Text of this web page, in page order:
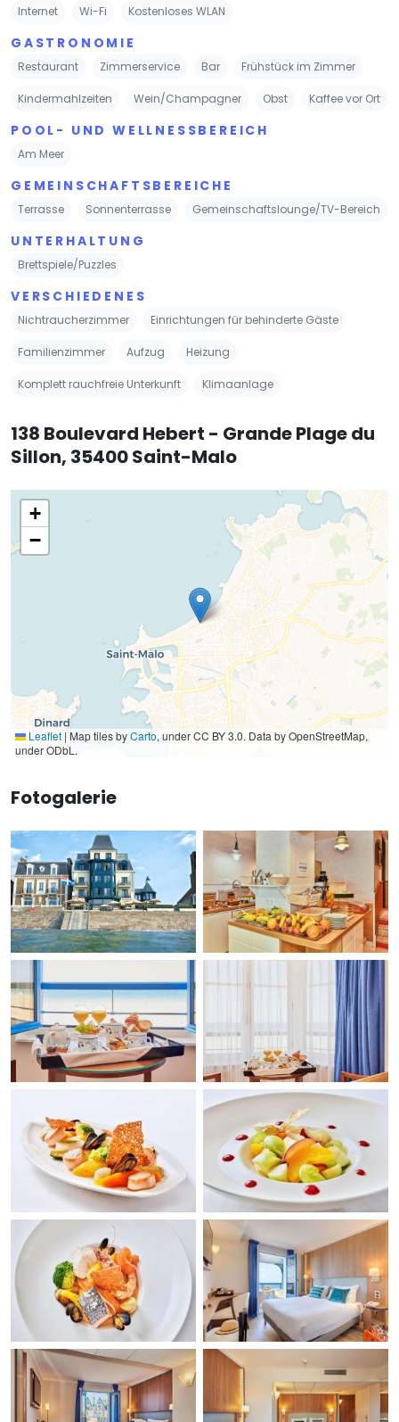
Internet Wi-Fi Kostenloses WLAN
GASTRONOMIE
Restaurant Zimmerservice Bar Frühstück im Zimmer
Kindermahlzeiten Wein/Champagner Obst Kaffee vor Ort
POOL- UND WELLNESSBEREICH
Am Meer
GEMEINSCHAFTSBEREICHE
Terrasse Sonnenterrasse Gemeinschaftslounge/TV-Bereich
UNTERHALTUNG
Brettspiele/Puzzles
VERSCHIEDENES
Nichtraucherzimmer Einrichtungen für behinderte Gäste
Familienzimmer Aufzug Heizung
Komplett rauchfreie Unterkunft Klimaanlage
138 Boulevard Hebert - Grande Plage du
Sillon, 35400 Saint-Malo
+
−
Leaflet | Map tiles byCarto, under CC BY 3.0. Data by OpenStreetMap,
under ODbL.
Fotogalerie